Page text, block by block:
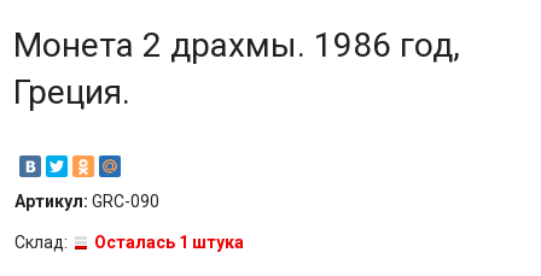
Монета 2 драхмы. 1986 год,
Греция.
Артикул: GRC-090
Склад: Осталась 1 штука